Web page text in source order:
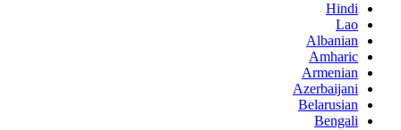
Hindi
Lao
Albanian
Amharic
Armenian
Azerbaijani
Belarusian
Bengali